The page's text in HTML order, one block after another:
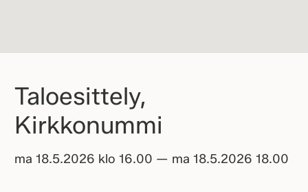
Taloesittely,
Kirkkonummi
ma 18.5.2026 klo 16.00 — ma 18.5.2026 18.00